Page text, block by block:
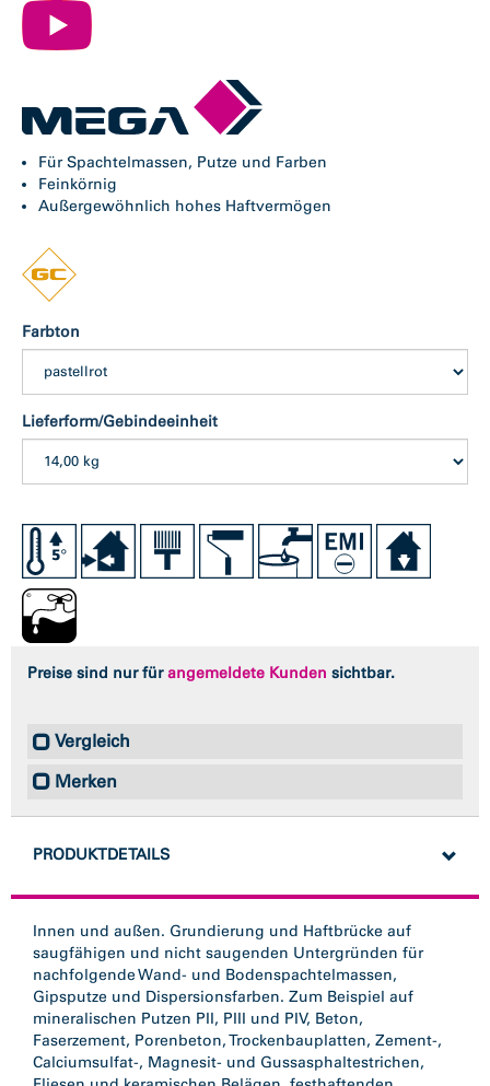
Für Spachtelmassen, Putze und Farben
Feinkörnig
Außergewöhnlich hohes Haftvermögen
Farbton
Lieferform/Gebindeeinheit
Preise sind nur fürangemeldete Kunden sichtbar.
Vergleich
Merken
PRODUKTDETAILS
Innen und außen. Grundierung und Haftbrücke auf
saugfähigen und nicht saugenden Untergründen für
nachfolgende Wand- und Bodenspachtelmassen,
Gipsputze und Dispersionsfarben. Zum Beispiel auf
mineralischen Putzen PII, PIII und PIV, Beton,
Faserzement, Porenbeton, Trockenbauplatten, Zement-,
Calciumsulfat-, Magnesit- und Gussasphaltestrichen,